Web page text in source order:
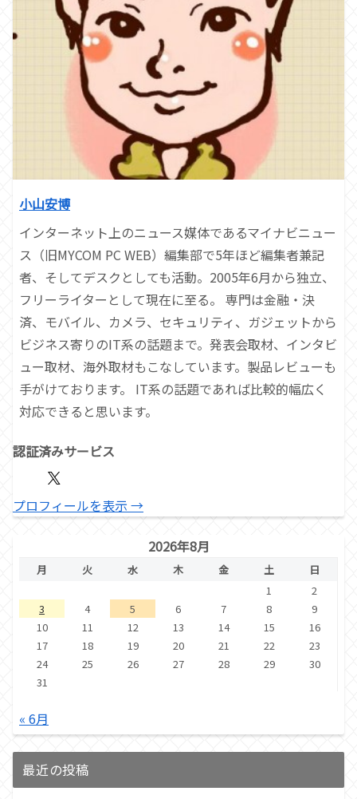
小山安博
インターネット上のニュース媒体であるマイナビニュー
ス（旧MYCOM PC WEB）編集部で5年ほど編集者兼記
者、そしてデスクとしても活動。2005年6月から独立、
フリーライターとして現在に至る。 専門は金融・決
済、モバイル、カメラ、セキュリティ、ガジェットから
ビジネス寄りのIT系の話題まで。発表会取材、インタビ
ュー取材、海外取材もこなしています。製品レビューも
手がけております。 IT系の話題であれば比較的幅広く
対応できると思います。
認証済みサービス
プロフィールを表示 →
2026年8月
月 火 水 木 金 土
日
1
2
3
4 5 6 7 8
9
10
11 12 13 14 15
16
17
18 19 20 21 22
23
24
25 26 27 28 29
30
31
« 6月
最近の投稿